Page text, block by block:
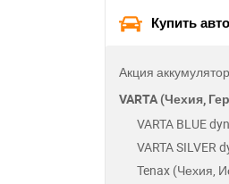
Купить
Акция
VARTA (Чехия,
VARTA BLUE
VARTA SILVER
Tenax (Чехия,